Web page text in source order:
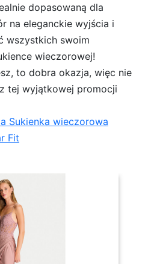
dopasowaną dla
na eleganckie wyjścia i
wszystkich swoim
wieczorowej!
to dobra okazja, więc nie
tej wyjątkowej promocji
Sukienka wieczorowa
Fit